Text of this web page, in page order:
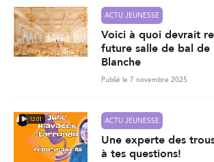
ACTU JEUNESSE
Voici à quoi devrait
future salle de bal de
Blanche
Publié le 7 novembre 2025
12:01 ACTU JEUNESSE
Une experte des
à tes questions!